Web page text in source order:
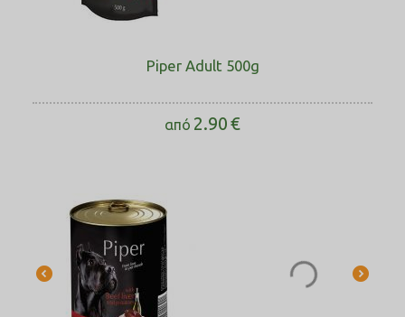
Piper Adult 500g
από 2.90€